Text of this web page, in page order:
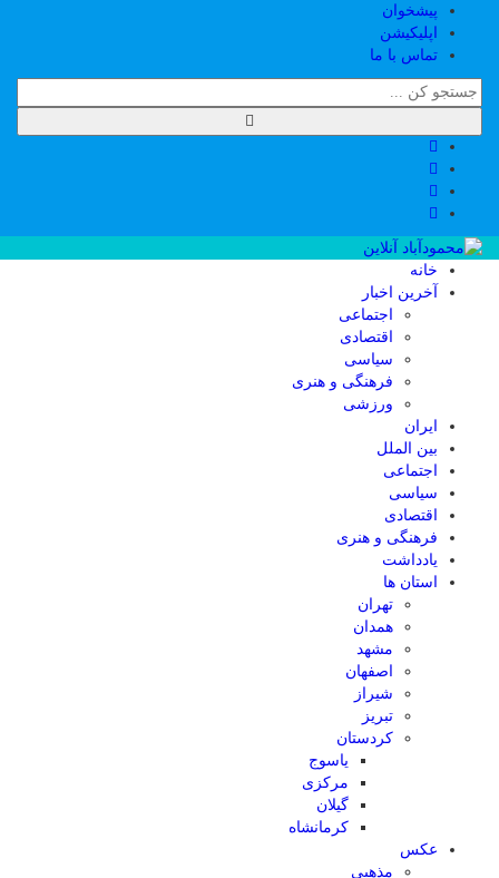
پیشخوان
اپلیکیشن
تماس با ما
خانه
آخرین اخبار
اجتماعی
اقتصادی
سیاسی
فرهنگی و هنری
ورزشی
ایران
بین الملل
اجتماعی
سیاسی
اقتصادی
فرهنگی و هنری
یادداشت
استان ها
تهران
همدان
مشهد
اصفهان
شیراز
تبریز
کردستان
یاسوج
مرکزی
گیلان
کرمانشاه
عکس
مذهبی